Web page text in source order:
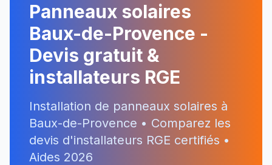
Panneaux solaires
Baux-de-Provence -
Devis gratuit &
installateurs RGE
Installation de panneaux solaires à
Baux-de-Provence • Comparez les
devis d'installateurs RGE certifiés •
Aides 2026